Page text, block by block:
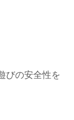
びの安全性を